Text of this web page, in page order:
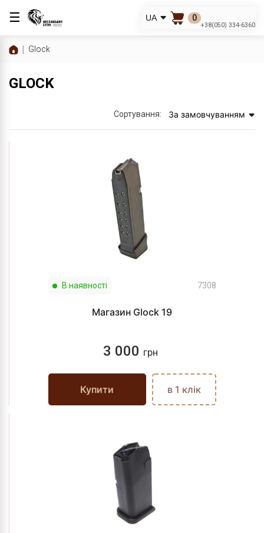
☰ UA 0
+38(050) 334-6360
Glock
GLOCK
Сортування: За замовчуванням
В наявності 7308
Магазин Glock 19
3 000 грн
Купити в 1 клік